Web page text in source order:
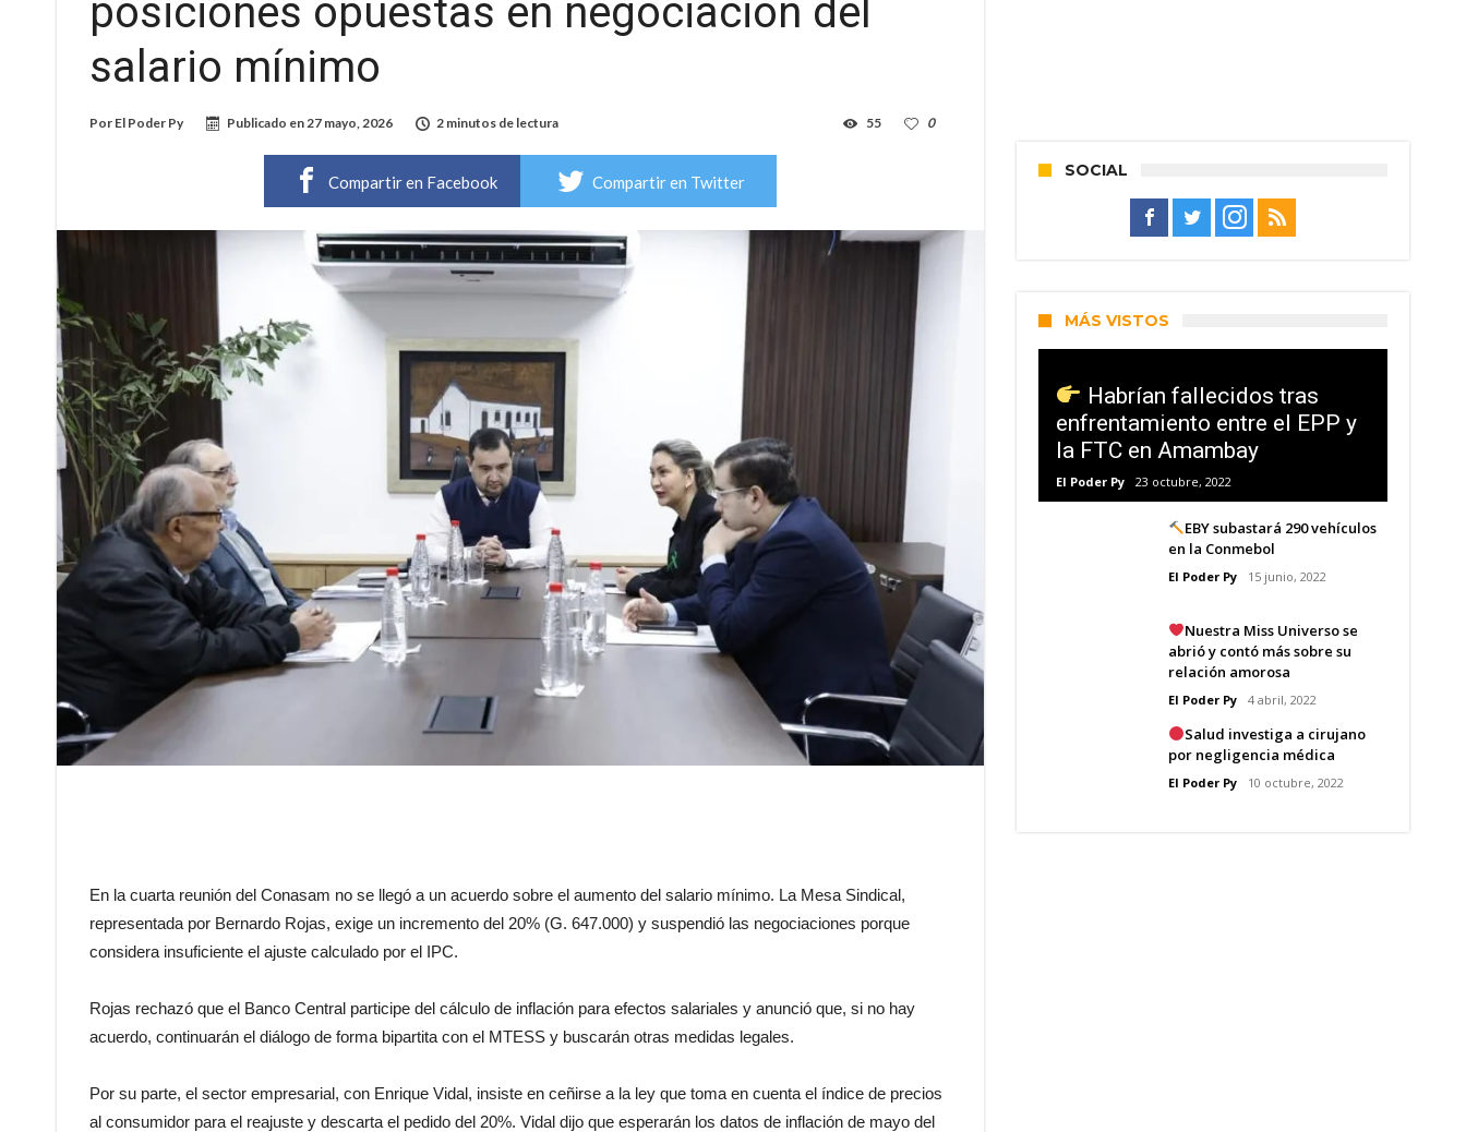
posiciones opuestas en negociación del
salario mínimo
Por El Poder Py Publicado en27 mayo, 2026 2 minutos de lectura 0
55
Compartir en Facebook Compartir en Twitter
En la cuarta reunión del Conasam no se llegó a un acuerdo sobre el aumento del salario mínimo. La Mesa Sindical,
representada por Bernardo Rojas, exige un incremento del 20% (G. 647.000) y suspendió las negociaciones porque
considera insuficiente el ajuste calculado por el IPC.
Rojas rechazó que el Banco Central participe del cálculo de inflación para efectos salariales y anunció que, si no hay
acuerdo, continuarán el diálogo de forma bipartita con el MTESS y buscarán otras medidas legales.
Por su parte, el sector empresarial, con Enrique Vidal, insiste en ceñirse a la ley que toma en cuenta el índice de precios
al consumidor para el reajuste y descarta el pedido del 20%. Vidal dijo que esperarán los datos de inflación de mayo del
SOCIAL
MÁS VISTOS
Habrían fallecidos tras
enfrentamiento entre el EPP y
la FTC en Amambay
El Poder Py 23 octubre, 2022
EBY subastará 290 vehículos
en la Conmebol
El Poder Py 15 junio, 2022
Nuestra Miss Universo se
abrió y contó más sobre su
relación amorosa
El Poder Py 4 abril, 2022
Salud investiga a cirujano
por negligencia médica
El Poder Py 10 octubre, 2022